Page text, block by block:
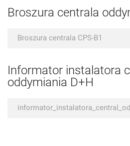
Broszura centrala
Broszura centrala CPS-B1
Informator instalatora
oddymiania D+H